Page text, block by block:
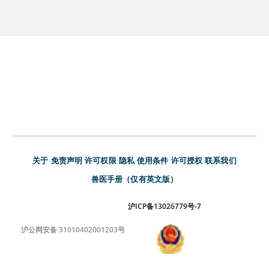
关于 免责声明 许可权限 隐私 使用条件 许可授权 联系我们
兽医手册（仅有英文版）
沪ICP备13026779号-7
沪公网安备 31010402001203号